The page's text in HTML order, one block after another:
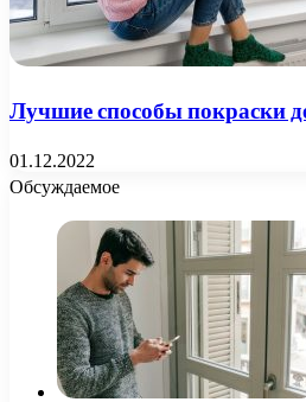
Лучшие способы покраски
01.12.2022
Обсуждаемое